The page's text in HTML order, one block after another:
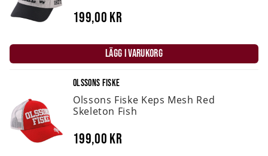
199,00 kr
LÄGG I VARUKORG
OLSSONS FISKE
Olssons Fiske Keps Mesh Red
Skeleton Fish
199,00 kr